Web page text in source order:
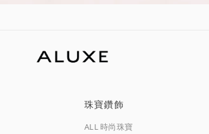
珠寶鑽飾
ALL 時尚珠寶